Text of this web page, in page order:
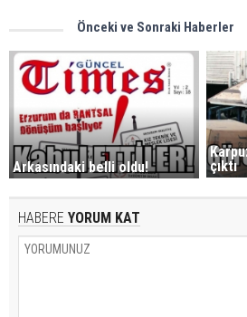
Önceki ve Sonraki Haberler
Arkasındaki belli oldu!
çıktı
HABERE YORUM KAT